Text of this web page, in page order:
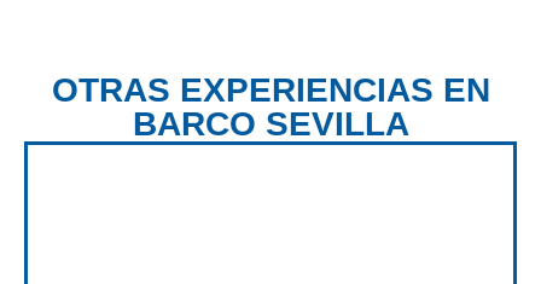
OTRAS EXPERIENCIAS EN
BARCO SEVILLA